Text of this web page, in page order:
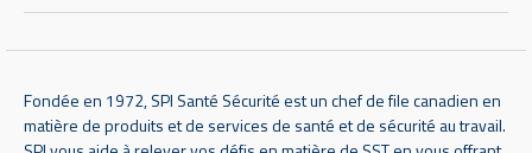
Fondée en 1972, SPI Santé Sécurité est un chef de file canadien en
matière de produits et de services de santé et de sécurité au travail.